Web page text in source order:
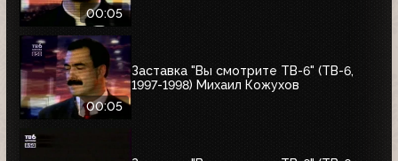
00:05
00:05
Заставка "Вы смотрите ТВ-6" (ТВ-6,
1997-1998) Михаил Кожухов